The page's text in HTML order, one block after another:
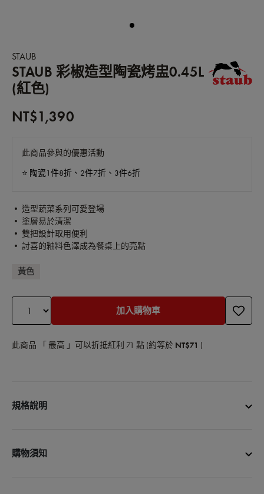
STAUB
STAUB 彩椒造型陶瓷烤盅0.45L
(紅色)
NT$1,390
此商品參與的優惠活動
⭐️ 陶瓷1件8折、2件7折、3件6折
• 造型蔬菜系列可愛登場
• 塗層易於清潔
• 雙把設計取用便利
• 討喜的釉料色澤成為餐桌上的亮點
黃色
加入購物車
此商品 「 最高 」可以折抵紅利 71 點 (約等於 NT$71 )
規格說明
商品尺寸：12cm
購物須知